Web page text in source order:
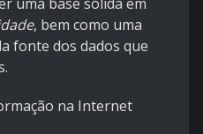
, bem como uma
fonte dos dados que
na Internet